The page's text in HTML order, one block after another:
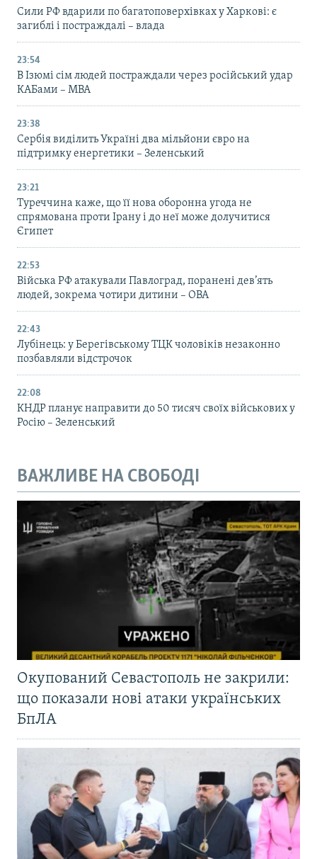
Сили РФ вдарили по багатоповерхівках у Харкові: є
загиблі і постраждалі – влада
23:54
В Ізюмі сім людей постраждали через російський удар
КАБами – МВА
23:38
Сербія виділить Україні два мільйони євро на
підтримку енергетики – Зеленський
23:21
Туреччина каже, що її нова оборонна угода не
спрямована проти Ірану і до неї може долучитися
Єгипет
22:53
Війська РФ атакували Павлоград, поранені дев’ять
людей, зокрема чотири дитини – ОВА
22:43
Лубінець: у Берегівському ТЦК чоловіків незаконно
позбавляли відстрочок
22:08
КНДР планує направити до 50 тисяч своїх військових у
Росію – Зеленський
ВАЖЛИВЕ НА СВОБОДІ
Окупований Севастополь не закрили:
що показали нові атаки українських
БпЛА